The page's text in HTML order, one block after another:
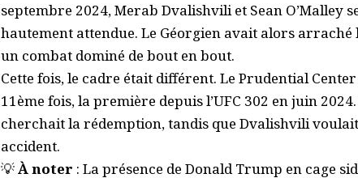
septembre 2024, Merab Dvalishvili et Sean
hautement attendue. Le Géorgien avait alors
un combat dominé de bout en bout.
Cette fois, le cadre était différent. Le Prudential
11ème fois, la première depuis l’UFC 302 en juin
cherchait la rédemption, tandis que Dvalishvili
accident.
💡À noter : La présence de Donald Trump en cage